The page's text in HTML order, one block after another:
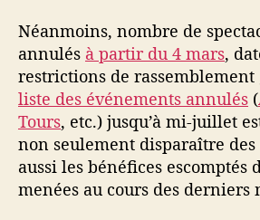
Néanmoins, nombre de
annulés à partir du 4 mars,
restrictions de
liste des événements annulés (
Tours, etc.) jusqu’à mi-juillet
non seulement disparaître
aussi les bénéfices escomptés
menées au cours des derniers